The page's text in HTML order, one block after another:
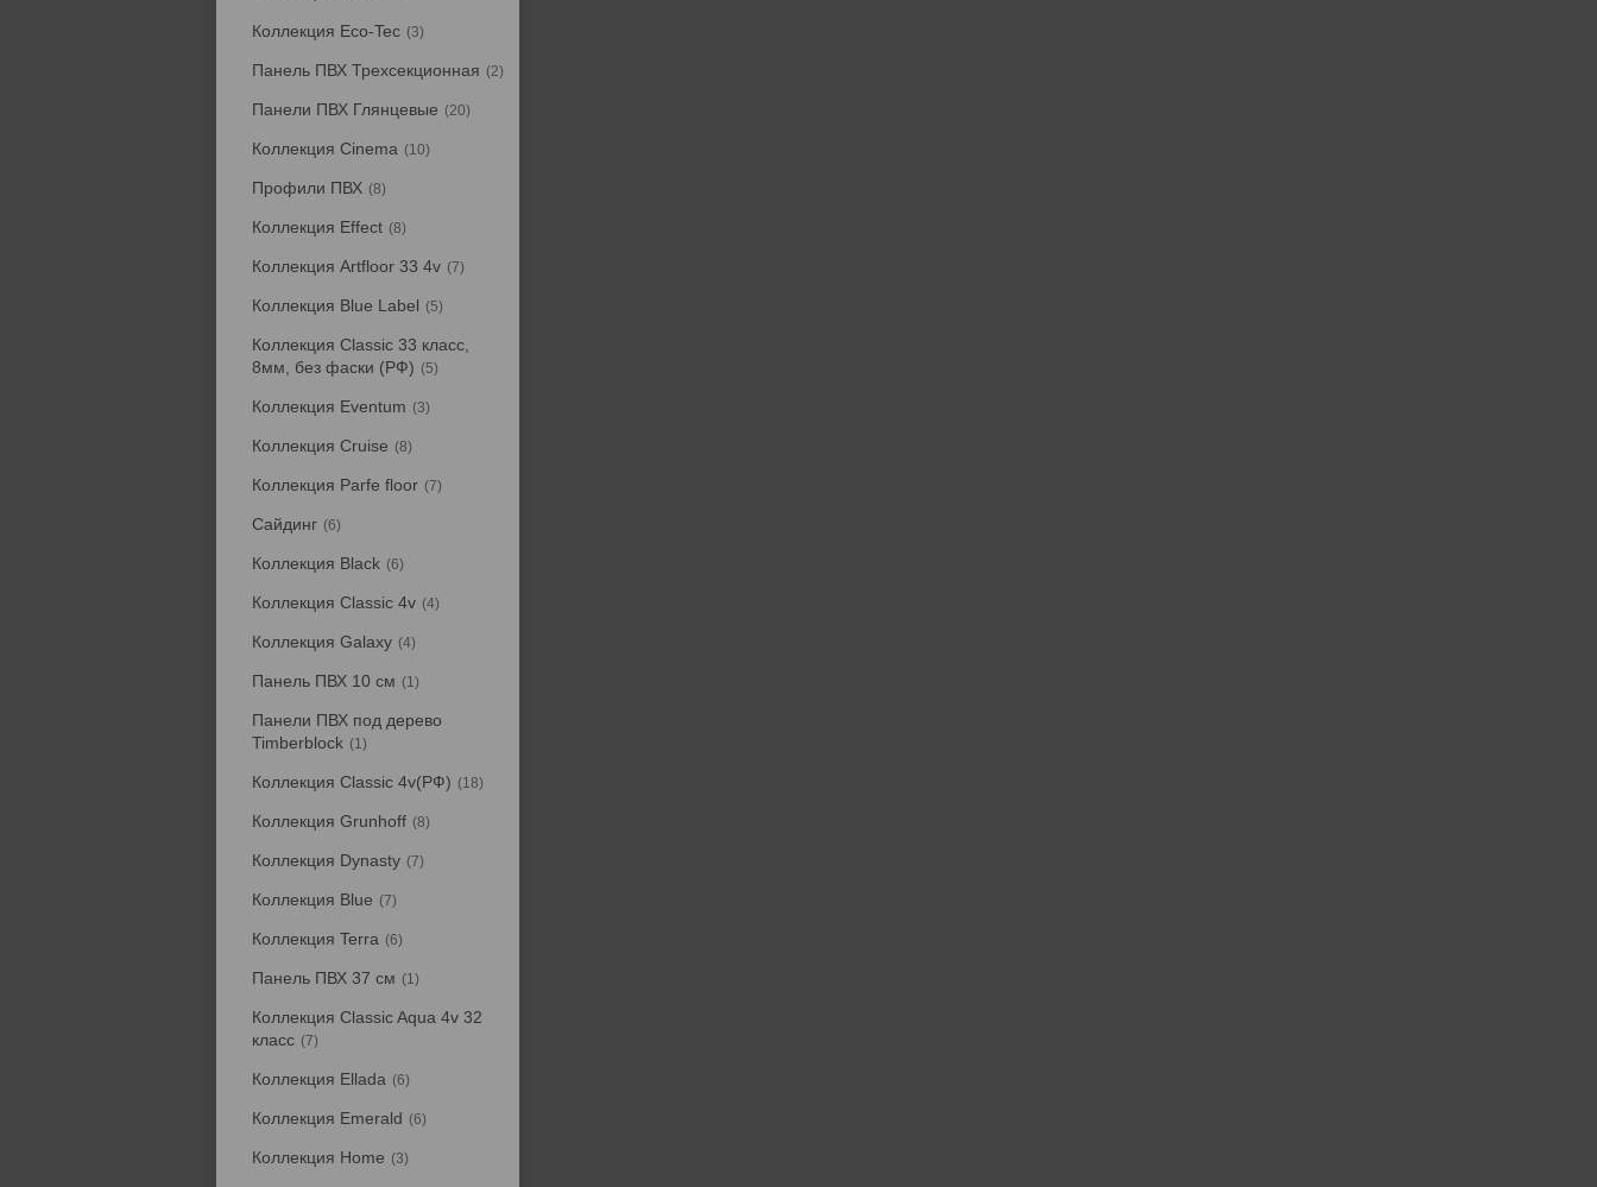
Коллекция Eco-Tec 3
Панель ПВХ Трехсекционная 2
Панели ПВХ Глянцевые 20
Коллекция Cinema 10
Профили ПВХ 8
Коллекция Effect 8
Коллекция Artfloor 33 4v 7
Коллекция Blue Label 5
Коллекция Classic 33 класс,
8мм, без фаски (РФ)
5
Коллекция Eventum 3
Коллекция Cruise 8
Коллекция Parfe floor 7
Сайдинг 6
Коллекция Black 6
Коллекция Classic 4v 4
Коллекция Galaxy 4
Панель ПВХ 10 см 1
Панели ПВХ под дерево
Timberblock
1
Коллекция Classic 4v(РФ) 18
Коллекция Grunhoff 8
Коллекция Dynasty 7
Коллекция Blue 7
Коллекция Terra 6
Панель ПВХ 37 см 1
Коллекция Classic Aqua 4v 32
класс
7
Коллекция Ellada 6
Коллекция Emerald 6
Коллекция Home 3